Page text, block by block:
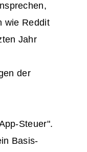
wie Reddit
Jahr
der
Steuer".
Basis-